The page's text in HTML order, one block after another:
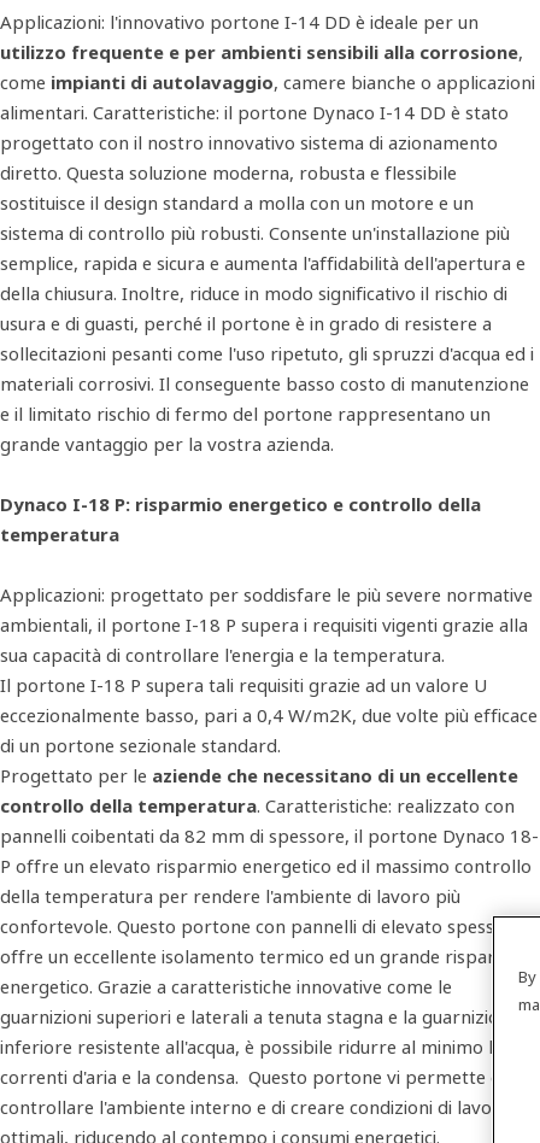
Applicazioni: l'innovativo portone I-14 DD è ideale per un
utilizzo frequente e per ambienti sensibili alla corrosione,
come impianti di autolavaggio, camere bianche o applicazioni
alimentari. Caratteristiche: il portone Dynaco I-14 DD è stato
progettato con il nostro innovativo sistema di azionamento
diretto. Questa soluzione moderna, robusta e flessibile
sostituisce il design standard a molla con un motore e un
sistema di controllo più robusti. Consente un'installazione più
semplice, rapida e sicura e aumenta l'affidabilità dell'apertura e
della chiusura. Inoltre, riduce in modo significativo il rischio di
usura e di guasti, perché il portone è in grado di resistere a
sollecitazioni pesanti come l'uso ripetuto, gli spruzzi d'acqua ed i
materiali corrosivi. Il conseguente basso costo di manutenzione
e il limitato rischio di fermo del portone rappresentano un
grande vantaggio per la vostra azienda.
Dynaco I-18 P: risparmio energetico e controllo della
temperatura
Applicazioni: progettato per soddisfare le più severe normative
ambientali, il portone I-18 P supera i requisiti vigenti grazie alla
sua capacità di controllare l'energia e la temperatura.
Il portone I-18 P supera tali requisiti grazie ad un valore U
eccezionalmente basso, pari a 0,4 W/m2K, due volte più efficace
di un portone sezionale standard.
Progettato per le aziende che necessitano di un eccellente
controllo della temperatura. Caratteristiche: realizzato con
pannelli coibentati da 82 mm di spessore, il portone Dynaco 18-
P offre un elevato risparmio energetico ed il massimo controllo
della temperatura per rendere l'ambiente di lavoro più
confortevole. Questo portone con pannelli di elevato spessore
offre un eccellente isolamento termico ed un grande risparmio
energetico. Grazie a caratteristiche innovative come le
guarnizioni superiori e laterali a tenuta stagna e la guarnizione
inferiore resistente all'acqua, è possibile ridurre al minimo le
correnti d'aria e la condensa. Questo portone vi permette di
controllare l'ambiente interno e di creare condizioni di lavoro
ottimali, riducendo al contempo i consumi energetici.